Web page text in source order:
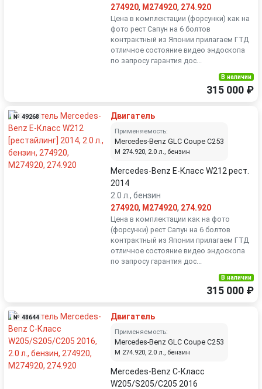
274920, M274920, 274.920
Цена в комплектации (форсунки) как на
фото рест Сапун на 6 болтов
контрактный из Японии прилагаем ГТД
отличное состояние видео эндоскопа
по запросу гарантия дос...
В наличии
315 000 ₽
№ 49268 Двигатель
Применяемость:
Mercedes-Benz GLC Coupe C253
M 274.920, 2.0 л., бензин
Mercedes-Benz E-Класс W212 рест.
2014
2.0 л., бензин
274920, M274920, 274.920
Цена в комплектации как на фото
(форсунки) рест Сапун на 6 болтов
контрактный из Японии прилагаем ГТД
отличное состояние видео эндоскопа
по запросу гарантия дос...
В наличии
315 000 ₽
№ 48644 Двигатель
Применяемость:
Mercedes-Benz GLC Coupe C253
M 274.920, 2.0 л., бензин
Mercedes-Benz C-Класс
W205/S205/C205 2016